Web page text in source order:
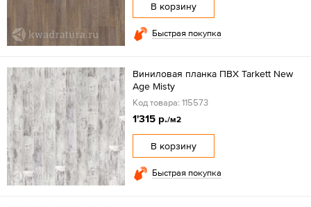
В корзину
Быстрая покупка
Виниловая планка ПВХ Tarkett New
Age Misty
Код товара: 115573
1'315 р./м2
В корзину
Быстрая покупка